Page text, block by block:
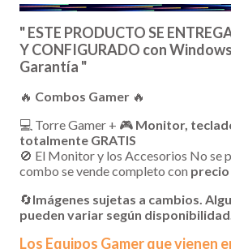
" ESTE PRODUCTO SE
Y CONFIGURADO con
Garantía "
🔥 Combos Gamer 🔥
💻 Torre Gamer + 🎮 Monitor,
totalmente GRATIS
🚫 El Monitor y los Accesorios No se
combo se vende completo con precio
🔄Imágenes sujetas a cambios.
pueden variar según
Los Equipos Gamer que vienen